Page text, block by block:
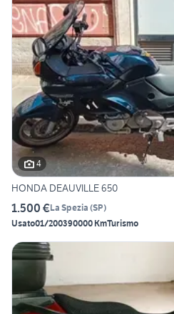
4
HONDA DEAUVILLE 650
1.500 €La Spezia (SP)
Usato01/200390000 KmTurismo